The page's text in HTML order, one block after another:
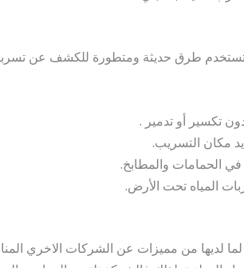
طرق حديثة ومتطورة للكشف عن
تكسير أو تدمير .
مكان التسريب.
في الحمامات والمطابخ.
المياه تحت الأرض.
لديها من مميزات عن الشركات الاخري